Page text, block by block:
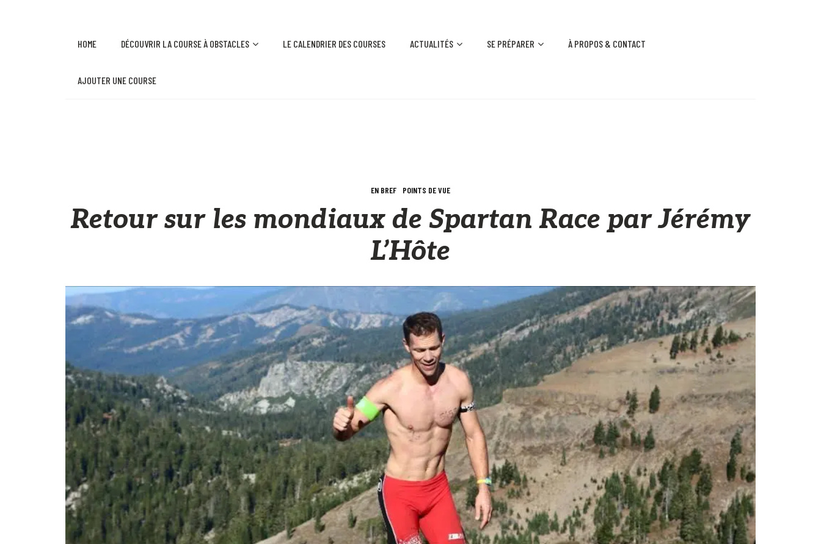
HOME DÉCOUVRIR LA COURSE À OBSTACLES LE CALENDRIER DES COURSES ACTUALITÉS SE PRÉPARER À PROPOS & CONTACT
AJOUTER UNE COURSE
EN BREF POINTS DE VUE
Retour sur les mondiaux de Spartan Race par Jérémy
L’Hôte